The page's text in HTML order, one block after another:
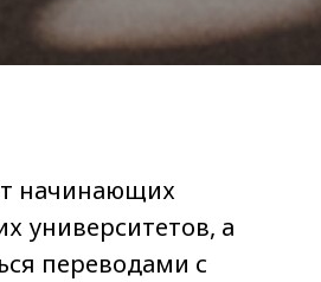
начинающих
университетов, а
переводами с